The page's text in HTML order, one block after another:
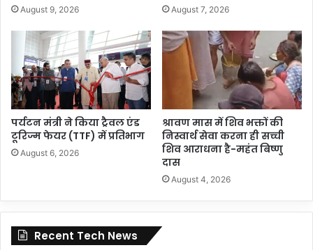
August 9, 2026 August 7, 2026
पर्यटन मंत्री ने किया ट्रैवल एंड
टूरिज्म फेयर (TTF) में प्रतिभाग
August 6, 2026
श्रावण मास में शिव भक्तों की
निस्वार्थ सेवा करना ही सच्ची
शिव आराधना है-महंत बिष्णु
दास
August 4, 2026
Recent Tech News